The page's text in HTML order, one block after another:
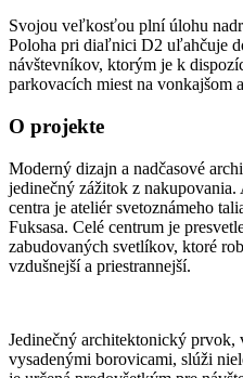
Svojou veľkosťou plní úlohu
Poloha pri diaľnici D2 uľahčuje
návštevníkov, ktorým je k
parkovacích miest na vonkajšom
O projekte
Moderný dizajn a nadčasové
jedinečný zážitok z
centra je ateliér svetoznámeho
Fuksasa. Celé centrum je
zabudovaných svetlíkov, ktoré
vzdušnejší a priestrannejší.
Jedinečný architektonický prvok,
vysadenými borovicami, slúži